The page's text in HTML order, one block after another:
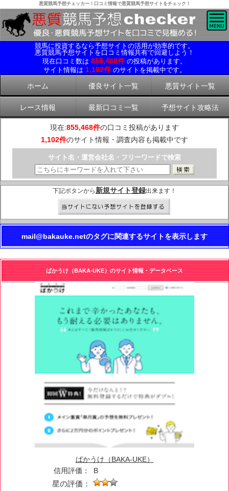
悪質競馬予想チェッカー！口コミ情報で悪質競馬予想サイトをチェック！
競馬に投資するなら予想サイトの活用が効率的です。
悪質競馬予想サイトを口コミ情報共有で回避しよう！
現在口コミ数は 855,468件 の投稿があります。
サイト情報は 1,102件 のサイトを掲載中です。
ホーム 優良サイト一覧 悪質サイト一覧
レース情報 最新口コミ一覧 予想サイト攻略法
現在:855,468件の口コミ投稿があります
1,102件のサイト情報・調査内容も掲載中です
サイト名・運営会社名・フリーワードで検索
下記ボタンから 新規サイト登録出来ます！
mail@bakauke.netのタグに関連するサイトを表示します
ばかうけ（BAKA-UKE）のサイト情報・データベース
ばかうけ（BAKA-UKE）
信用評価：
B
星の評価：